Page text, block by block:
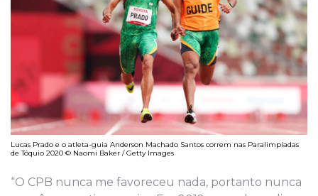
Lucas Prado e o atleta-guia Anderson Machado Santos correm nas Paralimpíadas
de Tóquio 2020 © Naomi Baker / Getty Images
“O CPB nunca me favoreceu nada, portanto nunca